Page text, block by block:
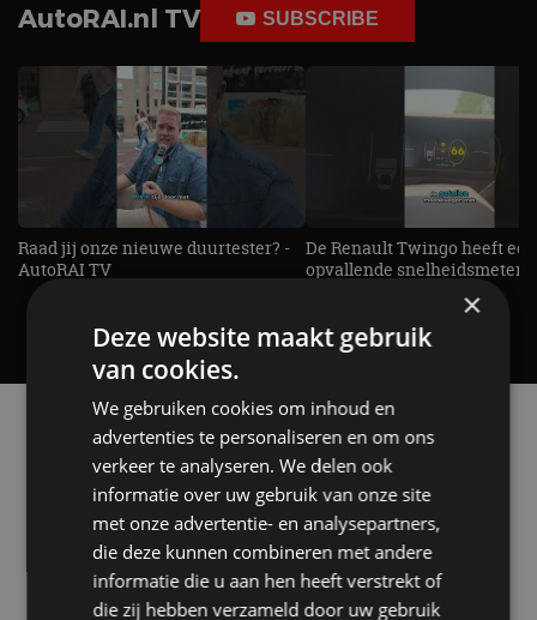
AutoRAI.nl TV SUBSCRIBE
Raad jij onze nieuwe duurtester? -
AutoRAI TV
De Renault Twingo heeft een
opvallende snelheidsmeter! -
Alle automerken
Selecteer een merk voor meer informatie, modellen
en alle nieuwsberichten
Abarth Aiways Alfa Romeo Alpine
×
Deze website maakt gebruik
van cookies.
We gebruiken cookies om inhoud en
advertenties te personaliseren en om ons
verkeer te analyseren. We delen ook
informatie over uw gebruik van onze site
met onze advertentie- en analysepartners,
die deze kunnen combineren met andere
informatie die u aan hen heeft verstrekt of
die zij hebben verzameld door uw gebruik